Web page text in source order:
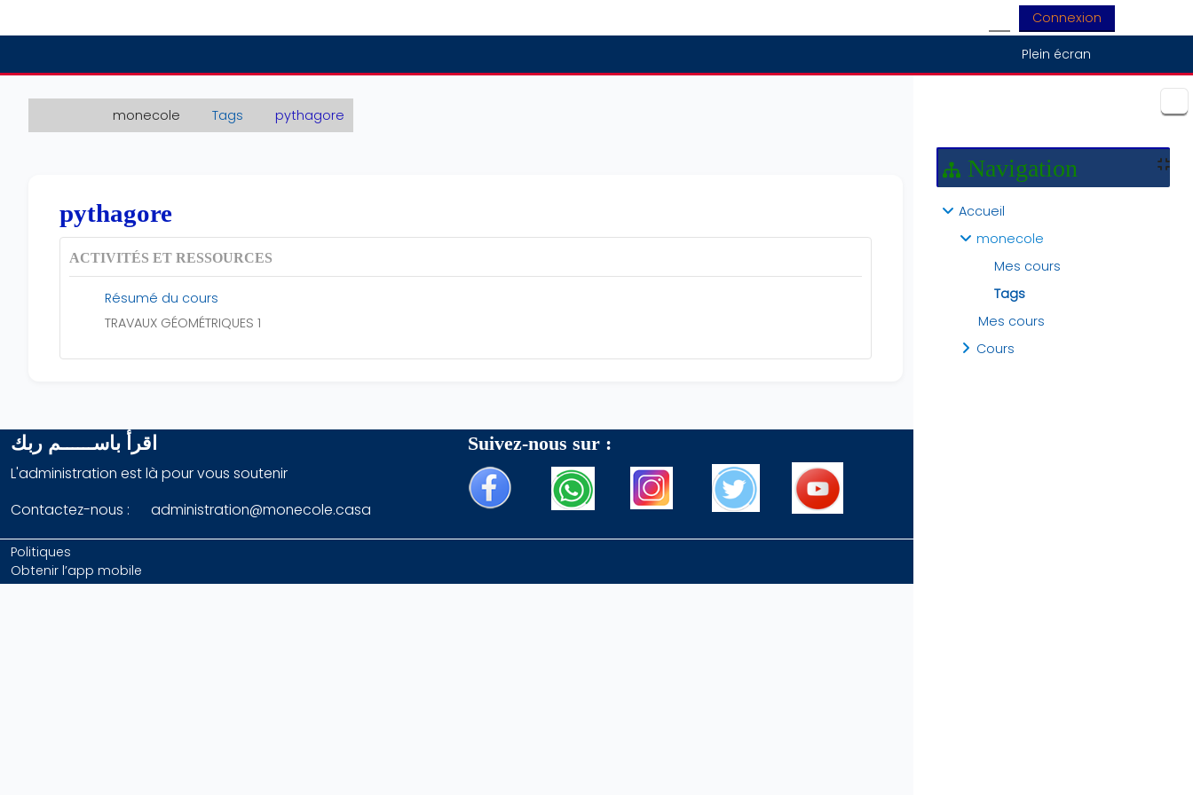
Blocs
Navigation
Accueil
monecole
Mes cours
Tags
Mes cours
Cours
Activer/désactiver la saisie
Connexion
Plein écran
monecole Tags pythagore
pythagore
ACTIVITÉS ET RESSOURCES
Résumé du cours
TRAVAUX GÉOMÉTRIQUES 1
اقرأ باســــــم ربك
L'administration est là pour vous soutenir
Contactez-nous : administration@monecole.casa
Suivez-nous sur :
Politiques
Obtenir l’app mobile